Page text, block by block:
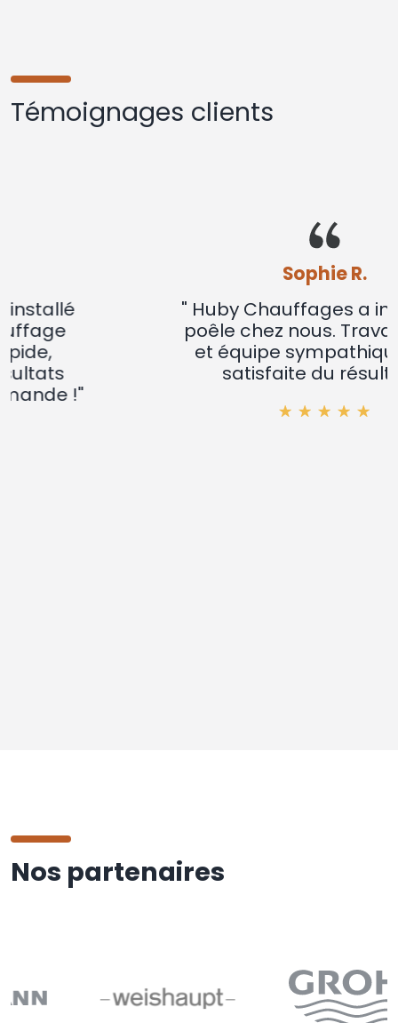
Témoignages clients
" Huby Chauffages a installé un
poêle chez nous. Travail soigné
et équipe sympathique. Très
satisfaite du résultat !"
Nos partenaires